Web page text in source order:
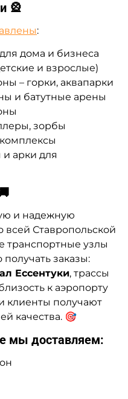
🎡
:
дома и бизнеса
и взрослые)
– горки, аквапарки
и батутные арены
зорбы
арки для
и надежную
всей Ставропольской
транспортные узлы
заказы:
Ессентуки, трассы
к аэропорту
получают
качества. 🎯
мы доставляем: